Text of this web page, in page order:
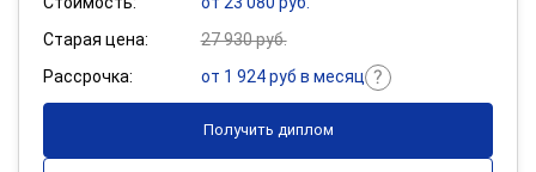
Старая цена:
27 930 руб.
Рассрочка:
от 1 924 руб в месяц
Получить диплом